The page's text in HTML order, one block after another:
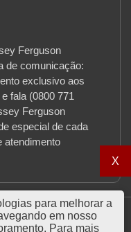
Ferguson
de comunicação:
exclusivo aos
fala (0800 771
Ferguson
especial de cada
atendimento
para melhorar a
em nosso
Para mais
X